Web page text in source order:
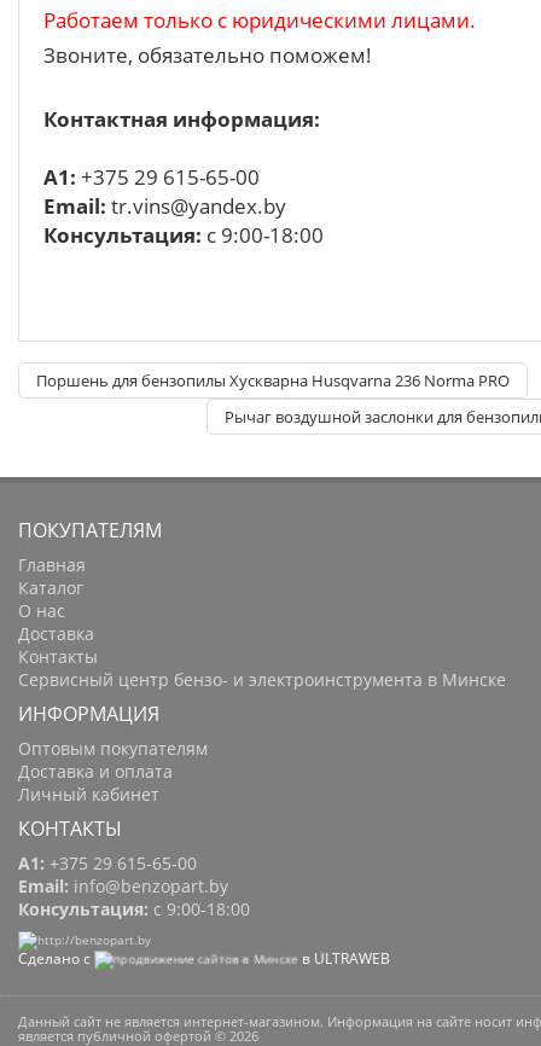
Работаем только с юридическими лицами.
Звоните, обязательно поможем!
Контактная информация:
A1: +375 29 615-65-00
Email: tr.vins@yandex.by
Консультация: с 9:00-18:00
Поршень для бензопилы Хускварна Husqvarna 236 Norma PRO
Рычаг воздушной заслонки для
ПОКУПАТЕЛЯМ
Главная
Каталог
О нас
Доставка
Контакты
Сервисный центр бензо- и электроинструмента в Минске
ИНФОРМАЦИЯ
Оптовым покупателям
Доставка и оплата
Личный кабинет
КОНТАКТЫ
A1: +375 29 615-65-00
Email: info@benzopart.by
Консультация: с 9:00-18:00
Сделано с в ULTRAWEB
Данный сайт не является интернет-магазином. Информация на сайте носит
является публичной офертой © 2026